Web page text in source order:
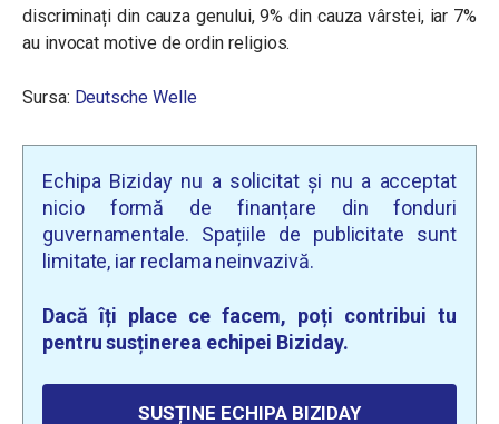
discriminați din cauza genului, 9% din cauza vârstei, iar 7%
au invocat motive de ordin religios.
Sursa: Deutsche Welle
Echipa Biziday nu a solicitat și nu a acceptat
nicio formă de finanțare din fonduri
guvernamentale. Spațiile de publicitate sunt
limitate, iar reclama neinvazivă.
Dacă îți place ce facem, poți contribui tu
pentru susținerea echipei Biziday.
SUSȚINE ECHIPA BIZIDAY